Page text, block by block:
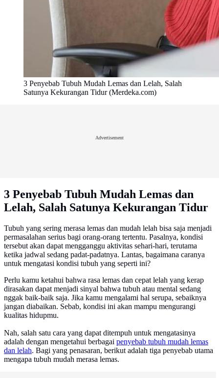
3 Penyebab Tubuh Mudah Lemas dan Lelah, Salah
Satunya Kekurangan Tidur (Merdeka.com)
Advertisement
3 Penyebab Tubuh Mudah Lemas dan
Lelah, Salah Satunya Kekurangan Tidur
Tubuh yang sering merasa lemas dan mudah lelah bisa saja menjadi
permasalahan serius bagi orang-orang tertentu. Pasalnya, kondisi
tersebut akan dapat mengganggu aktivitas sehari-hari, terutama
ketika jadwal sedang padat-padatnya. Lantas, bagaimana caranya
untuk mengatasi kondisi tubuh yang seperti ini?
Perlu kamu ketahui bahwa rasa lemas dan cepat lelah yang kerap
dirasakan dapat menjadi sinyal bahwa tubuh atau mental sedang
nggak baik-baik saja. Jika kamu mengalami hal serupa, sebaiknya
jangan diabaikan. Sebab, kondisi ini akan mampu mengurangi
kualitas hidupmu.
Nah, salah satu cara yang dapat ditempuh untuk mengatasinya
adalah dengan mengetahui berbagai penyebab tubuh mudah lemas
dan lelah. Bagi yang penasaran, berikut adalah tiga penyebab utama
mengapa tubuh mudah merasa lemas.